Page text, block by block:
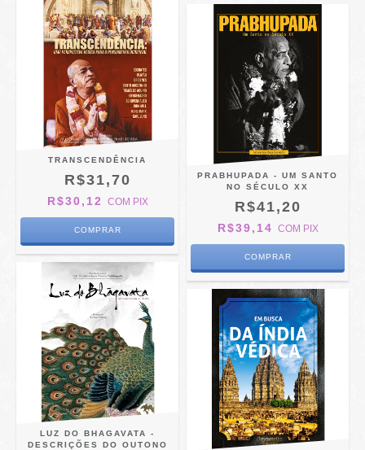
TRANSCENDÊNCIA
R$31,70
R$30,12 COM PIX
PRABHUPADA - UM SANTO
NO SÉCULO XX
R$41,20
R$39,14 COM PIX
LUZ DO BHAGAVATA -
DESCRIÇÕES DO OUTONO